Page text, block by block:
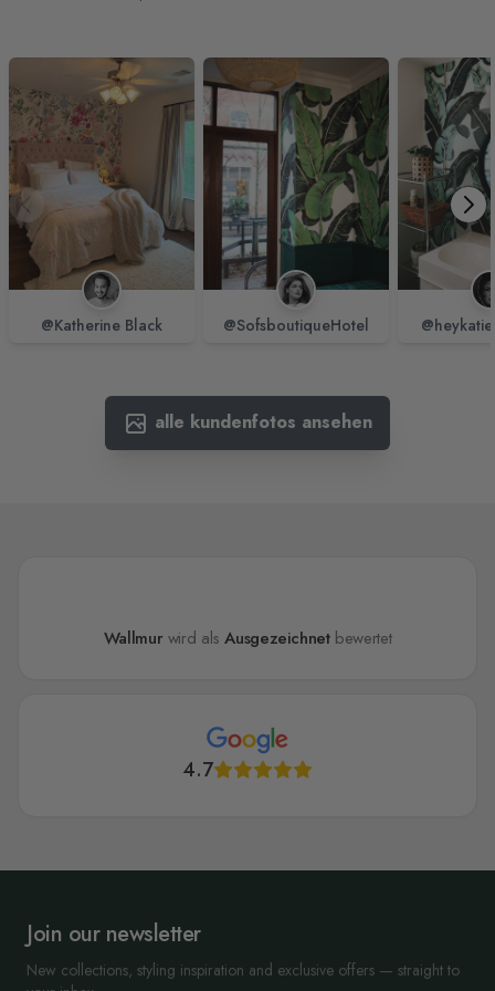
@Katherine Black @SofsboutiqueHotel
alle kundenfotos ansehen
Wallmur wird alsAusgezeichnetbewertet
4.7
Join our newsletter
New collections, styling inspiration and exclusive offers — straight to